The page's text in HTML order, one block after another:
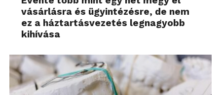
vásárlásra és ügyintézésre, de nem
ez a háztartásvezetés legnagyobb
kihívása